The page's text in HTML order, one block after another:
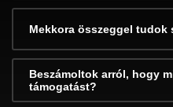
Mekkora összeggel tudok
Beszámoltok arról, hogy
támogatást?